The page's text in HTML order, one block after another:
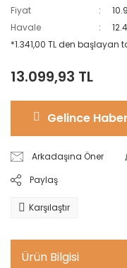
Fiyat
Havale
*1.341,00 TL den başlayan
13.099,93 TL
Gelince
Arkadaşına Öner
Paylaş
Karşılaştır
Ürün Bilgisi